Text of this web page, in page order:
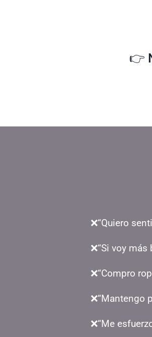
👉
❌“Quiero
❌“Si voy
❌“Compro
❌“Mantengo
❌“Me